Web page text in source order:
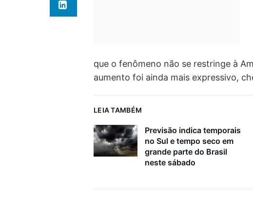
que o fenômeno não se restringe à
aumento foi ainda mais expressivo,
LEIA TAMBÉM
Previsão indica temporais
no Sul e tempo seco em
grande parte do Brasil
neste sábado